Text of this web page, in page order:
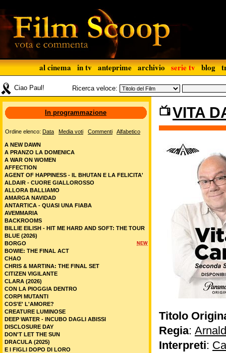
al cinema in tv anteprime archivio serie tv blog
Ciao Paul! Ricerca veloce:
VITA
Titolo
Regia:
Interpreti:
In programmazione
Ordine elenco: Data Media voti Commenti Alfabetico
A NEW DAWN
A PRANZO LA DOMENICA
A WAR ON WOMEN
AFFECTION
AGENT OF HAPPINESS - IL BHUTAN E LA FELICITA'
ALDAIR - CUORE GIALLOROSSO
ALLORA BALLIAMO
AMARGA NAVIDAD
ANTARTICA - QUASI UNA FIABA
AVEMMARIA
BACKROOMS
BILLIE EILISH - HIT ME HARD AND SOFT: THE TOUR
BLUE (2026)
NEW
BORGO
BOWIE: THE FINAL ACT
CHAO
CHRIS & MARTINA: THE FINAL SET
CITIZEN VIGILANTE
CLARA (2026)
CON LA PIOGGIA DENTRO
CORPI MUTANTI
COS'E' L'AMORE?
CREATURE LUMINOSE
DEEP WATER - INCUBO DAGLI ABISSI
DISCLOSURE DAY
DON'T LET THE SUN
DRACULA (2025)
E I FIGLI DOPO DI LORO